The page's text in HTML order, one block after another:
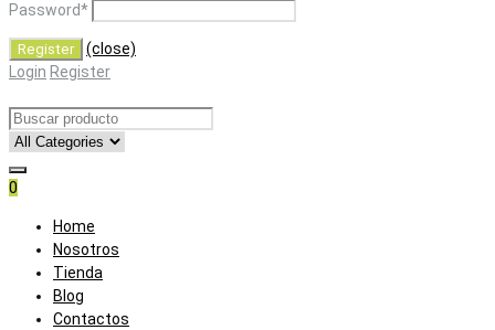
Password*
(close)
Login Register
0
Skip
content
Home
Nosotros
Tienda
Blog
Contactos